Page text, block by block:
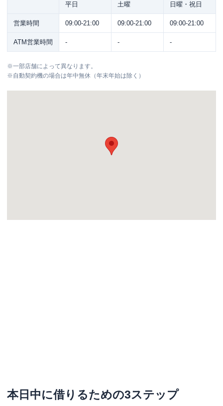
平日 土曜 日曜・祝日
営業時間 09:00-21:00 09:00-21:00 09:00-21:00
ATM営業時間 - - -
※一部店舗によって異なります。
※自動契約機の場合は年中無休（年末年始は除く）
本日中に借りるための3ステップ